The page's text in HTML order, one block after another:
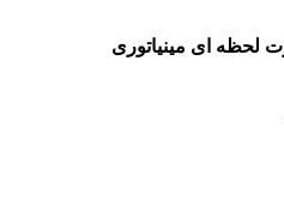
لحظه ای مینیاتوری